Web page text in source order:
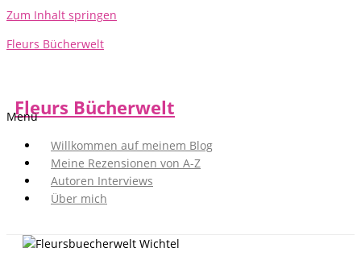
Zum Inhalt springen
Fleurs Bücherwelt
Fleurs Bücherwelt
Menü
Willkommen auf meinem Blog
Meine Rezensionen von A-Z
Autoren Interviews
Über mich